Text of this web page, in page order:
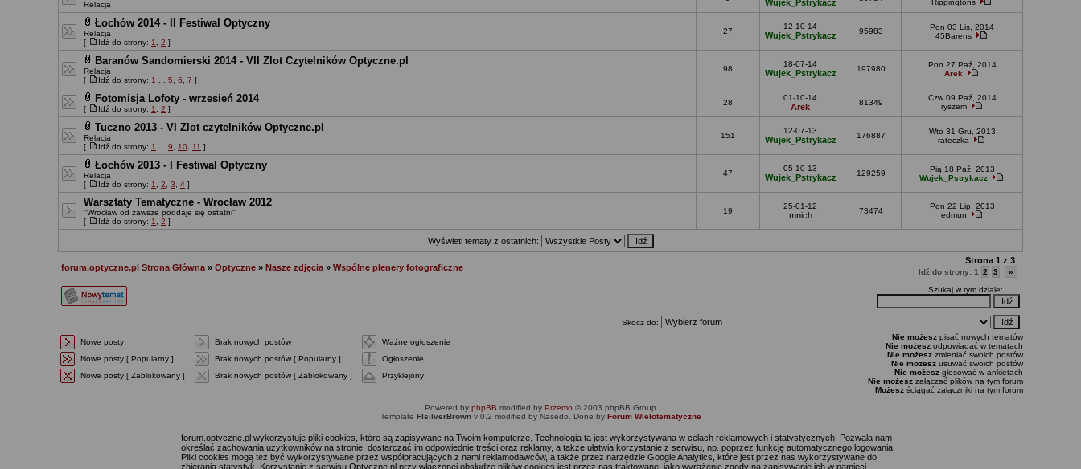
Relacja Wujek_Pstrykacz
Rippingtons
Łochów 2014 - II Festiwal Optyczny
Relacja
[
Idź do strony: 1 2 ]
27
12-10-14
Wujek_Pstrykacz 95983
Pon 03 Lis, 2014
45Barens
Baranów Sandomierski 2014 - VII Zlot Czytelników Optyczne.pl
Relacja
[
Idź do strony: 1 5 6 7 ]
98
18-07-14
Wujek_Pstrykacz 197980
Pon 27 Paź, 2014
Arek
Fotomisja Lofoty - wrzesień 2014
[ Idź do strony: 1 2 ]
28
01-10-14
Arek 81349
Czw 09 Paź, 2014
ryszem
Tuczno 2013 - VI Zlot czytelników Optyczne.pl
Relacja
[
Idź do strony: 1 9 10 11 ]
151
12-07-13
Wujek_Pstrykacz 176887
Wto 31 Gru, 2013
rateczka
Łochów 2013 - I Festiwal Optyczny
Relacja
[
Idź do strony: 1 2 3 4 ]
47
05-10-13
Wujek_Pstrykacz 129259
Pią 18 Paź, 2013
Wujek_Pstrykacz
Warsztaty Tematyczne - Wrocław 2012
"Wrocław od zawsze poddaje się ostatni"
[
Idź do strony: 1 2 ]
19
25-01-12
mnich 73474
Pon 22 Lip, 2013
edmun
Wyświetl tematy z ostatnich:
forum.optyczne.pl Strona Główna » Optyczne » Nasze zdjęcia » Wspólne plenery fotograficzne
Strona 1 z 3
Idź do strony: 1 2 3
»
Szukaj w tym dziale:
Skocz do:
Nowe posty Brak nowych postów
Ważne ogłoszenie
Nowe posty [ Popularny ]
Brak nowych postów [ Popularny ]
Ogłoszenie
Nowe posty [ Zablokowany ]
Brak nowych postów [ Zablokowany ] Przyklejony
Nie możesz pisać nowych tematów
Nie możesz odpowiadać w tematach
Nie możesz zmieniać swoich postów
Nie możesz usuwać swoich postów
Nie możesz głosować w ankietach
Nie możesz załączać plików na tym forum
Możesz ściągać załączniki na tym forum
Powered by phpBB modified by Przemo © 2003 phpBB Group
Template FIsilverBrownv 0.2 modified by Nasedo. Done by Forum Wielotematyczne
forum.optyczne.pl wykorzystuje pliki cookies, które są zapisywane na Twoim komputerze. Technologia ta jest wykorzystywana w celach reklamowych i statystycznych. Pozwala nam
określać zachowania użytkowników na stronie, dostarczać im odpowiednie treści oraz reklamy, a także ułatwia korzystanie z serwisu, np. poprzez funkcję automatycznego logowania.
Pliki cookies mogą też być wykorzystywane przez współpracujących z nami reklamodawców, a także przez narzędzie Google Analytics, które jest przez nas wykorzystywane do
zbierania statystyk. Korzystanie z serwisu Optyczne.pl przy włączonej obsłudze plików cookies jest przez nas traktowane, jako wyrażenie zgody na zapisywanie ich w pamięci